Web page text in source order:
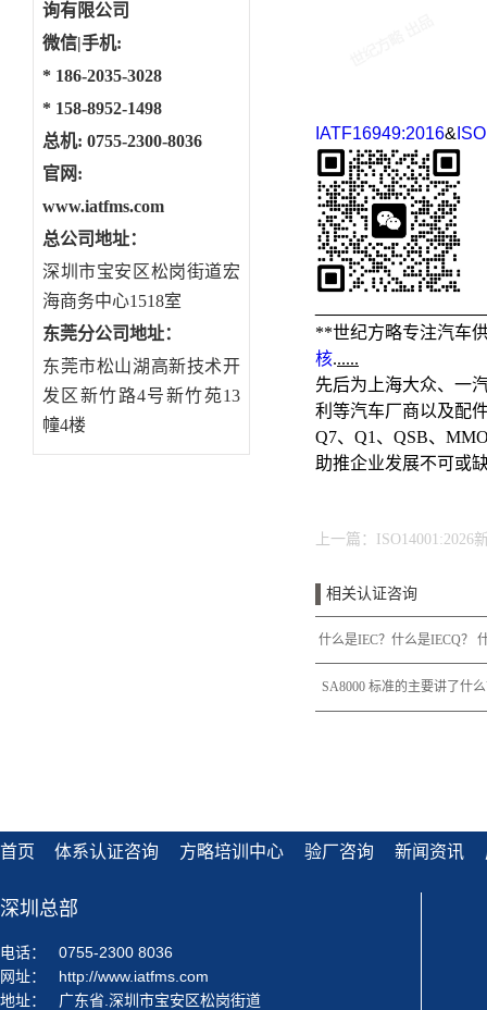
询有限公司
微信|手机:
* 186-2035-3028
* 158-8952-1498
总机: 0755-2300-8036
官网:
www.iatfms.com
总公司地址：
深圳市宝安区松岗街道宏
海商务中心1518室
东莞分公司地址：
东莞市松山湖高新技术开
发区新竹路4号新竹苑13
幢4楼
IATF16949:2016&
**世纪方略专注汽车
核......
先后为上海大众、一
利等汽车厂商以及配
Q7、Q1、QSB、
助推企业发展不可或
上一篇： ISO14001:2026
相关认证咨询
什么是IEC？什么是IECQ？
什么是IECQ QC
SA8000 标准的主要讲了什
首页 体系认证咨询 方略培训中心 验厂咨询 新闻资讯
深圳总部
电话：
0755-2300 8036
网址：
http://www.iatfms.com
地址：
广东省.深圳市宝安区松岗街道